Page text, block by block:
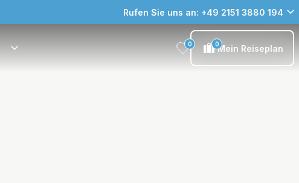
Rufen Sie uns an: +49 2151 3880 194
0 0Mein Reiseplan